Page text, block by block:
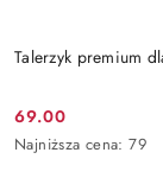
Talerzyk premium
Cena
promocyjna:
69.00
Najniższa
Najniższa cena: 79